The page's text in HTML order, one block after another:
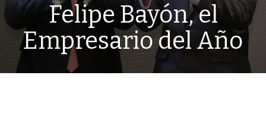
Felipe Bayón, el
Empresario del Año